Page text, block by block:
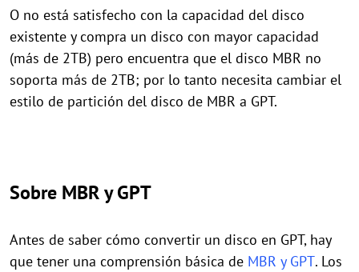
O no está satisfecho con la capacidad del disco
existente y compra un disco con mayor capacidad
(más de 2TB) pero encuentra que el disco MBR no
soporta más de 2TB; por lo tanto necesita cambiar el
estilo de partición del disco de MBR a GPT.
Sobre MBR y GPT
Antes de saber cómo convertir un disco en GPT, hay
que tener una comprensión básica de MBR y GPT. Los